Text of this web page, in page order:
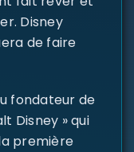
Disney
de faire
fondateur de
Disney » qui
première